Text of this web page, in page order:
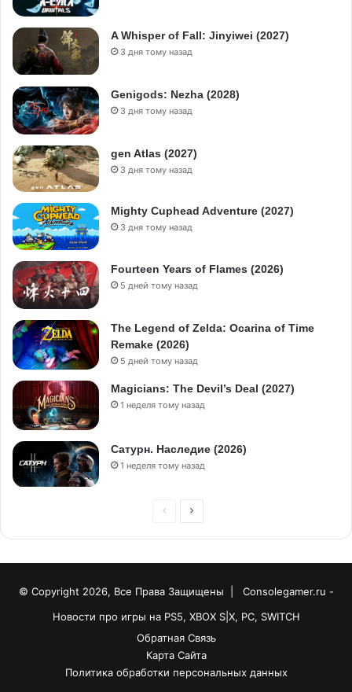
A Whisper of Fall: Jinyiwei (2027)
3 дня тому назад
Genigods: Nezha (2028)
3 дня тому назад
gen Atlas (2027)
3 дня тому назад
Mighty Cuphead Adventure (2027)
3 дня тому назад
Fourteen Years of Flames (2026)
5 дней тому назад
The Legend of Zelda: Ocarina of Time
Remake (2026)
5 дней тому назад
Magicians: The Devil’s Deal (2027)
1 неделя тому назад
Сатурн. Наследие (2026)
1 неделя тому назад
© Copyright 2026, Все Права Защищены |
Consolegamer.ru -
Новости про игры на PS5, XBOX S|X, PC, SWITCH
Обратная Связь
Карта Сайта
Политика обработки персональных данных